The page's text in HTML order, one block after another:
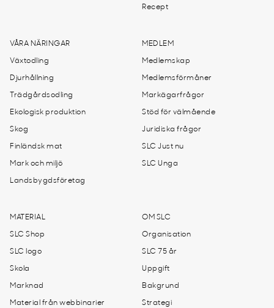
Recept
VÅRA NÄRINGAR
Växtodling
Djurhållning
Trädgårdsodling
Ekologisk produktion
Skog
Finländsk mat
Mark och miljö
Landsbygdsföretag
MEDLEM
Medlemskap
Medlemsförmåner
Markägarfrågor
Stöd för välmående
Juridiska frågor
SLC Just nu
SLC Unga
MATERIAL
SLC Shop
SLC logo
Skola
Marknad
Material från webbinarier
OM SLC
Organisation
SLC 75 år
Uppgift
Bakgrund
Strategi